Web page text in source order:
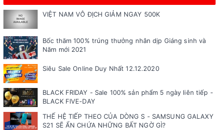
VIỆT NAM VÔ ĐỊCH GIẢM NGAY 500K
Bốc thăm 100% trúng thưởng nhân dịp Giáng sinh và
Năm mới 2021
Siêu Sale Online Duy Nhất 12.12.2020
BLACK FRIDAY - Sale 100% sản phẩm 5 ngày liên tiếp -
BLACK FIVE-DAY
THẾ HỆ TIẾP THEO CỦA DÒNG S - SAMSUNG GALAXY
S21 SẼ ẨN CHỨA NHỮNG BẤT NGỜ GÌ?